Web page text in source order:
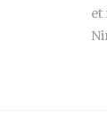
et